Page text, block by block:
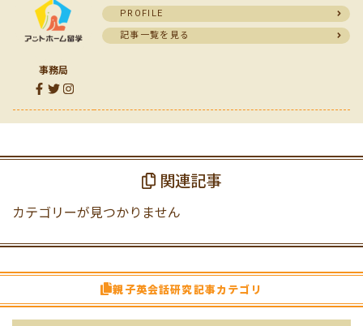
事務局
PROFILE
記事一覧を見る
関連記事
カテゴリーが見つかりません
親子英会話研究記事カテゴリ